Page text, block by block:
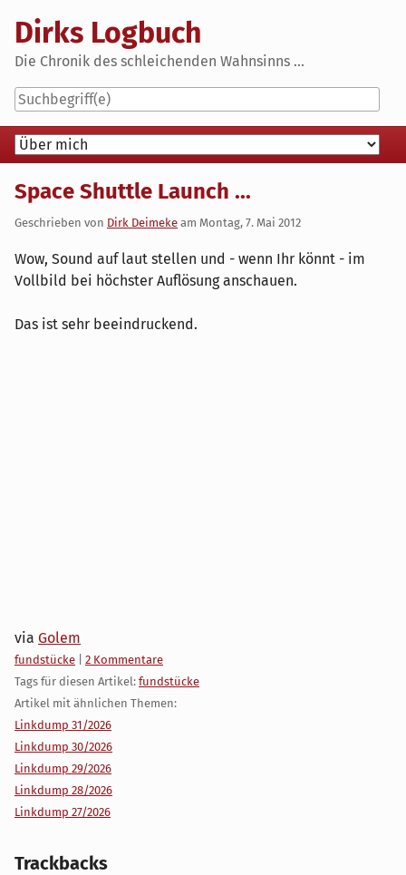
content
Dirks Logbuch
Die Chronik des schleichenden Wahnsinns ...
Navigation
Space Shuttle Launch ...
Geschrieben von Dirk Deimeke am Montag, 7. Mai 2012
Wow, Sound auf laut stellen und - wenn Ihr könnt - im
Vollbild bei höchster Auflösung anschauen.
Das ist sehr beeindruckend.
via Golem
Kategorien:
fundstücke
2 Kommentare
Tags für diesen Artikel: fundstücke
Artikel mit ähnlichen Themen:
Linkdump 31/2026
Linkdump 30/2026
Linkdump 29/2026
Linkdump 28/2026
Linkdump 27/2026
Trackbacks